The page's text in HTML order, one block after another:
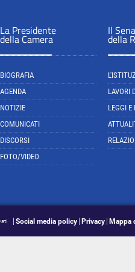
La Presidente
della Camera
BIOGRAFIA
AGENDA
NOTIZIE
COMUNICATI
DISCORSI
FOTO/VIDEO
Il
della
LAVORI
LEGGI E
Social media policy Privacy Mappa